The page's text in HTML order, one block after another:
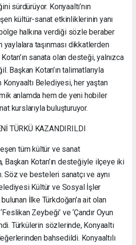
sürdürüyor. Konyaaltı’nın
kültür-sanat etkinliklerinin yanı
bölge halkına verdiği sözle beraber
taşınması dikkatlerden
sanata olan desteği, yalnızca
Başkan Kotan’ın talimatlarıyla
Konyaaltı Belediyesi, her yaştan
anlamda hem de yeni hobiler
kurslarıyla buluşturuyor.
TÜRKÜ KAZANDIRILDI
tüm kültür ve sanat
Başkan Kotan’ın desteğiyle ilçeye iki
Söz ve besteleri sanatçı ve aynı
Kültür ve Sosyal İşler
İlke Türkdoğan’a ait olan
Zeybeği’ ve ‘Çandır Oyun
Türkülerin sözlerinde, Konyaaltı
bahsedildi. Konyaaltılı